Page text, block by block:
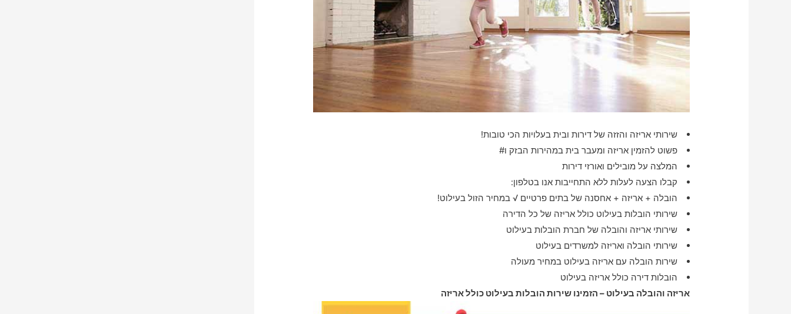
שירותי אריזה והזזה של דירות ובית בעלויות הכי טובות!
פשוט להזמין אריזה ומעבר בית במהירות הבזק ו#
המלצה על מובילים ואורזי דירות
קבלו הצעה לעלות ללא התחייבות אנו בטלפון:
הובלה + אריזה + אחסנה של בתים פרטיים √ במחיר הזול בעילוט!
שירותי הובלות בעילוט כולל אריזה של כל הדירה
שירותי אריזה והובלה של חברת הובלות בעילוט
שירותי הובלה ואריזה למשרדים בעילוט
שירות הובלה עם אריזה בעילוט במחיר מעולה
הובלות דירה כולל אריזה בעילוט
אריזה והובלה בעילוט – הזמינו שירות הובלות בעילוט כולל אריזה